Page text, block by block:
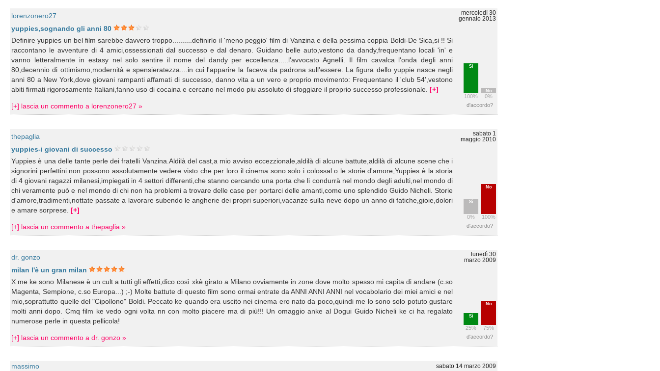
lorenzonero27
mercoledì 30
gennaio 2013
yuppies,sognando gli anni 80
Sì
100%
No
0%
Definire yuppies un bel film sarebbe davvero troppo..........definirlo il 'meno peggio' film di Vanzina e della pessima coppia Boldi-De Sica,si !! Si
raccontano le avventure di 4 amici,ossessionati dal successo e dal denaro. Guidano belle auto,vestono da dandy,frequentano locali 'in' e
vanno letteralmente in estasy nel solo sentire il nome del dandy per eccellenza.....l'avvocato Agnelli. Il film cavalca l'onda degli anni
80,decennio di ottimismo,modernità e spensieratezza....in cui l'apparire la faceva da padrona sull'essere. La figura dello yuppie nasce negli
anni 80 a New York,dove giovani rampanti affamati di successo, danno vita a un vero e proprio movimento: Frequentano il 'club 54',vestono
abiti firmati rigorosamente Italiani,fanno uso di cocaina e cercano nel modo piu assoluto di sfoggiare il proprio successo professionale.[+]
[+] lascia un commento a lorenzonero27 » d'accordo?
thepaglia
sabato 1
maggio 2010
yuppies-i giovani di successo
Sì
0%
No
100%
Yuppies è una delle tante perle dei fratelli Vanzina.Aldilà del cast,a mio avviso eccezzionale,aldilà di alcune battute,aldilà di alcune scene che i
signorini perfettini non possono assolutamente vedere visto che per loro il cinema sono solo i colossal o le storie d'amore,Yuppies è la storia
di 4 giovani ragazzi milanesi,impiegati in 4 settori differenti,che stanno cercando una porta che li condurrà nel mondo degli adulti,nel mondo di
chi veramente può e nel mondo di chi non ha problemi a trovare delle case per portarci delle amanti,come uno splendido Guido Nicheli. Storie
d'amore,tradimenti,nottate passate a lavorare subendo le angherie dei propri superiori,vacanze sulla neve dopo un anno di fatiche,gioie,dolori
e amare sorprese.[+]
[+] lascia un commento a thepaglia » d'accordo?
dr. gonzo
lunedì 30
marzo 2009
milan l'è un gran milan
Sì
25%
No
75%
X me ke sono Milanese è un cult a tutti gli effetti,dico così xkè girato a Milano ovviamente in zone dove molto spesso mi capita di andare (c.so
Magenta, Sempione, c.so Europa...) ;-) Molte battute di questo film sono ormai entrate da ANNI ANNI ANNI nel vocabolario dei miei amici e nel
mio,soprattutto quelle del "Cipollono" Boldi. Peccato ke quando era uscito nei cinema ero nato da poco,quindi me lo sono solo potuto gustare
molti anni dopo. Cmq film ke vedo ogni volta nn con molto piacere ma di più!!! Un omaggio anke al Dogui Guido Nicheli ke ci ha regalato
numerose perle in questa pellicola!
[+] lascia un commento a dr. gonzo » d'accordo?
massimo sabato 14 marzo 2009